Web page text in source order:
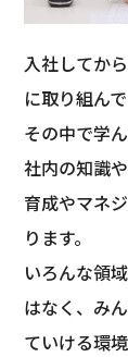
入社してか
に取り組ん
その中で学
社内の知識
育成やマネ
ります。
いろんな領
はなく、み
ていける環